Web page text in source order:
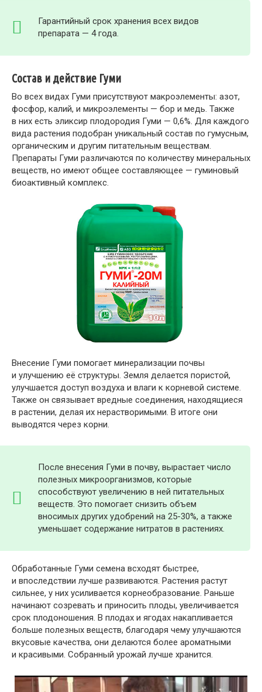
Гарантийный срок хранения всех видов
препарата — 4 года.
Состав и действие Гуми
Во всех видах Гуми присутствуют макроэлементы: азот,
фосфор, калий, и микроэлементы — бор и медь. Также
в них есть эликсир плодородия Гуми — 0,6%. Для каждого
вида растения подобран уникальный состав по гумусным,
органическим и другим питательным веществам.
Препараты Гуми различаются по количеству минеральных
веществ, но имеют общее составляющее — гуминовый
биоактивный комплекс.
Внесение Гуми помогает минерализации почвы
и улучшению её структуры. Земля делается пористой,
улучшается доступ воздуха и влаги к корневой системе.
Также он связывает вредные соединения, находящиеся
в растении, делая их нерастворимыми. В итоге они
выводятся через корни.
После внесения Гуми в почву, вырастает число
полезных микроорганизмов, которые
способствуют увеличению в ней питательных
веществ. Это помогает снизить объем
вносимых других удобрений на 25-30%, а также
уменьшает содержание нитратов в растениях.
Обработанные Гуми семена всходят быстрее,
и впоследствии лучше развиваются. Растения растут
сильнее, у них усиливается корнеобразование. Раньше
начинают созревать и приносить плоды, увеличивается
срок плодоношения. В плодах и ягодах накапливается
больше полезных веществ, благодаря чему улучшаются
вкусовые качества, они делаются более ароматными
и красивыми. Собранный урожай лучше хранится.